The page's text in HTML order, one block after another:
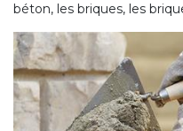
béton, les briques, les